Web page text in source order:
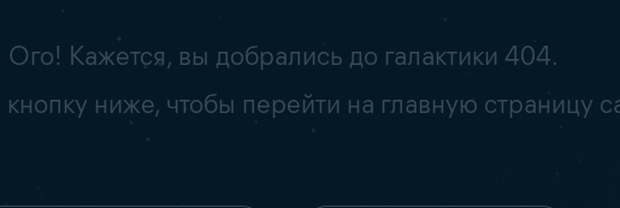
Ого! Кажется, вы добрались до галактики 404.
ниже, чтобы перейти на главную страницу